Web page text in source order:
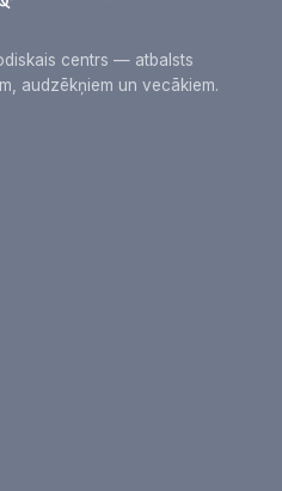
centrs — atbalsts
audzēkņiem un vecākiem.